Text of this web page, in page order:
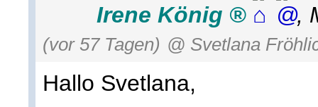
Irene König ,
(vor 57 Tagen) @ Svetlana
Hallo Svetlana,